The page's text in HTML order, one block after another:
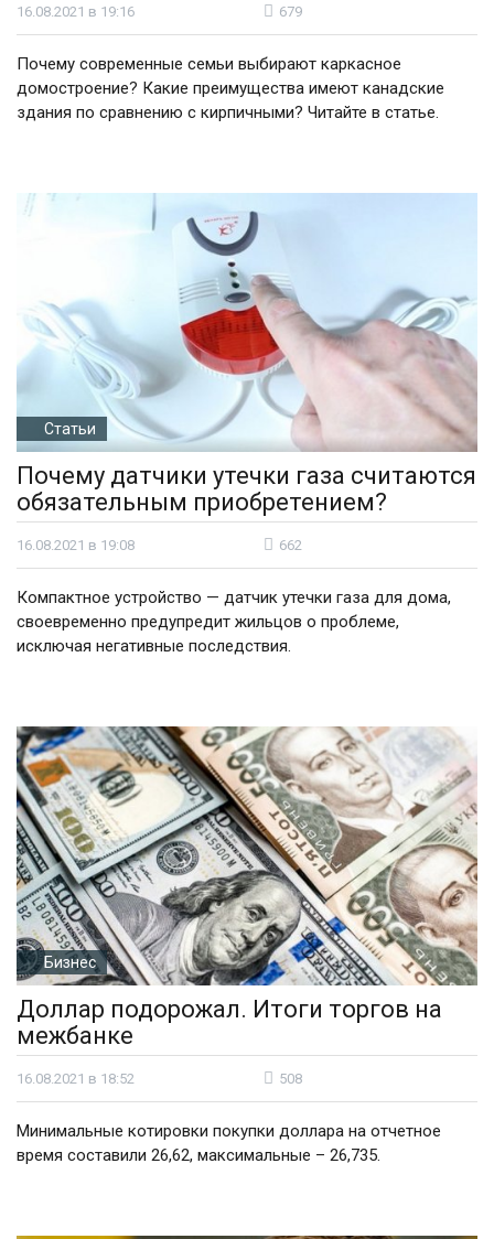
16.08.2021 в 19:16 679
Почему современные семьи выбирают каркасное
домостроение? Какие преимущества имеют канадские
здания по сравнению с кирпичными? Читайте в статье.
Статьи
Почему датчики утечки газа считаются
обязательным приобретением?
16.08.2021 в 19:08 662
Компактное устройство — датчик утечки газа для дома,
своевременно предупредит жильцов о проблеме,
исключая негативные последствия.
Бизнес
Доллар подорожал. Итоги торгов на
межбанке
16.08.2021 в 18:52 508
Минимальные котировки покупки доллара на отчетное
время составили 26,62, максимальные – 26,735.